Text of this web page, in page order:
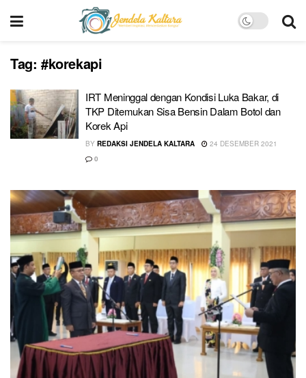
Tag: #korekapi
IRT Meninggal dengan Kondisi Luka Bakar, di
TKP Ditemukan Sisa Bensin Dalam Botol dan
Korek Api
BY REDAKSI JENDELA KALTARA
24 DESEMBER 2021
0